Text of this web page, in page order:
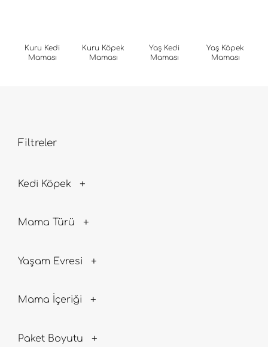
Kuru Kedi
Maması
Kuru Köpek
Maması
Yaş Kedi
Maması
Yaş Köpek
Maması
Filtreler
Kedi Köpek
Mama Türü
Yaşam Evresi
Mama İçeriği
Paket Boyutu